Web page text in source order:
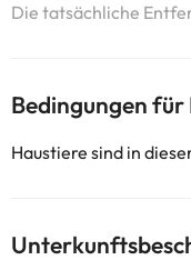
Die tatsächliche
Bedingungen für
Haustiere sind in